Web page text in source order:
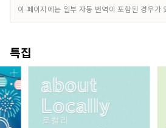
이 페이지에는 일부 자동 번역이 포함된 경우가
특집